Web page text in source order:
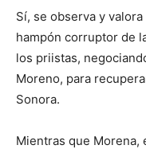
Sí, se observa y
hampón corruptor de
los priistas,
Moreno, para
Sonora.
Mientras que Morena,